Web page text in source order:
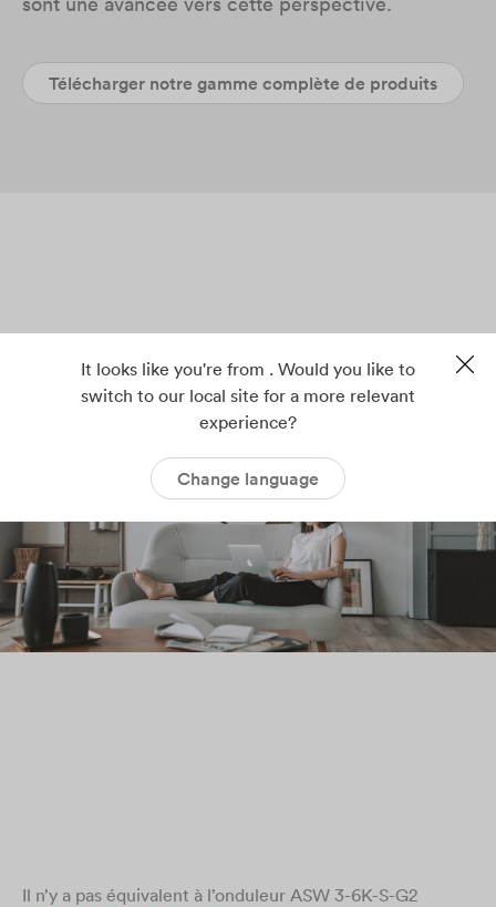
Télécharger notre gamme complète de produits
Il n’y a pas équivalent à l’onduleur ASW 3-6K-S-G2
It looks like you're from . Would you like to
switch to our local site for a more relevant
experience?
Change language